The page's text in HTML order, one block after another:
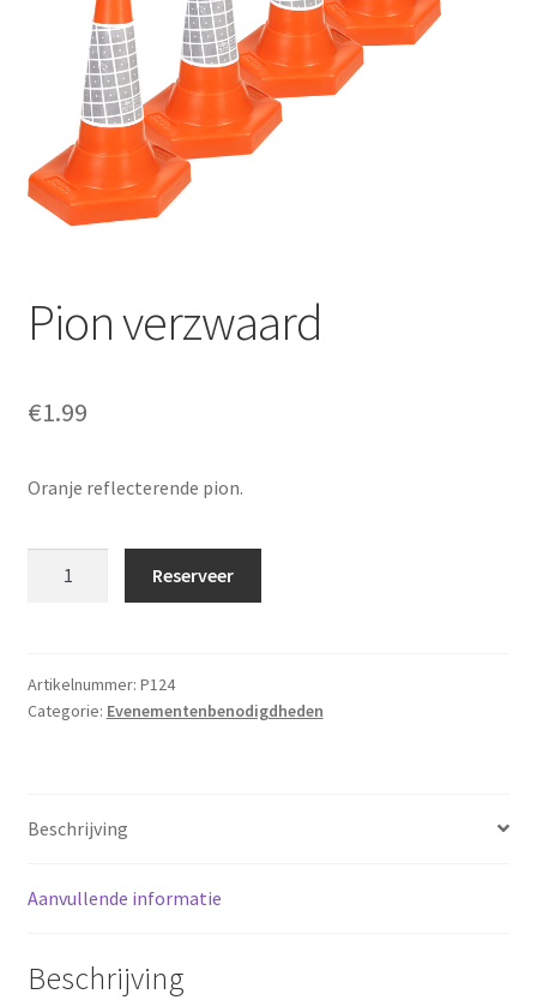
Offerte aanvraag
Privacybeleid
Pion verzwaard
€1.99
Oranje reflecterende pion.
Reserveer
Artikelnummer: P124
Categorie: Evenementenbenodigdheden
Beschrijving
Aanvullende informatie
Beschrijving